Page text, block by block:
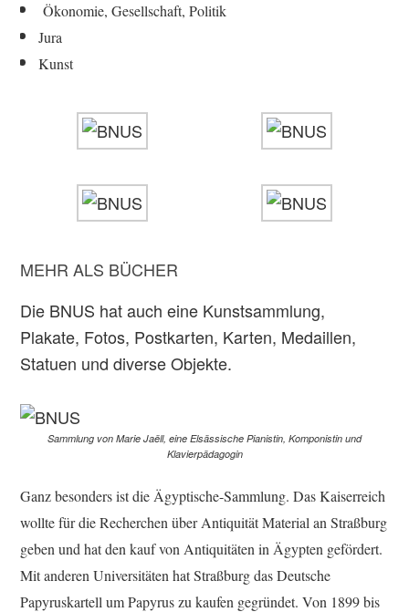
Ökonomie, Gesellschaft, Politik
Jura
Kunst
MEHR ALS BÜCHER
Die BNUS hat auch eine Kunstsammlung,
Plakate, Fotos, Postkarten, Karten, Medaillen,
Statuen und diverse Objekte.
Sammlung von Marie Jaëll, eine Elsässische Pianistin, Komponistin und
Klavierpädagogin
Ganz besonders ist die Ägyptische-Sammlung. Das Kaiserreich
wollte für die Recherchen über Antiquität Material an Straßburg
geben und hat den kauf von Antiquitäten in Ägypten gefördert.
Mit anderen Universitäten hat Straßburg das Deutsche
Papyruskartell um Papyrus zu kaufen gegründet. Von 1899 bis